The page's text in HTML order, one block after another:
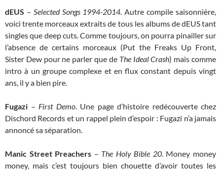
dEUS – Selected Songs 1994-2014. Autre compile saisonnière,
voici trente morceaux extraits de tous les albums de dEUS tant
singles que deep cuts. Comme toujours, on pourra pinailler sur
l’absence de certains morceaux (Put the Freaks Up Front,
Sister Dew pour ne parler que de The Ideal Crash) mais comme
intro à un groupe complexe et en flux constant depuis vingt
ans, il y a bien pire.
Fugazi – First Demo. Une page d’histoire redécouverte chez
Dischord Records et un rappel plein d’espoir : Fugazi n’a jamais
annoncé sa séparation.
Manic Street Preachers – The Holy Bible 20. Money money
money, mais c’est toujours bien chouette d’avoir toutes les